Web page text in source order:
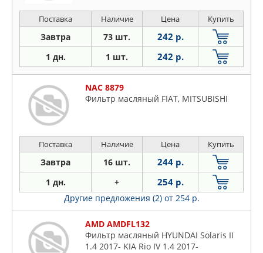
Поставка Наличие Цена Купить
Завтра 73 шт. 242 р.
1 дн. 1 шт. 242 р.
NAC 8879
Фильтр масляный FIAT, MITSUBISHI
Поставка Наличие Цена Купить
Завтра 16 шт. 244 р.
1 дн. + 254 р.
Другие предложения (2) от 254 р.
AMD AMDFL132
Фильтр масляный HYUNDAI Solaris II
1.4 2017- KIA Rio IV 1.4 2017-